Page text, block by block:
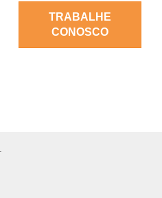
TRABALHE
CONOSCO